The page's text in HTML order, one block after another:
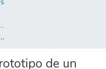
Vol. 8 N°1
informáticos para el Hospital Nacional Zacamil
de un